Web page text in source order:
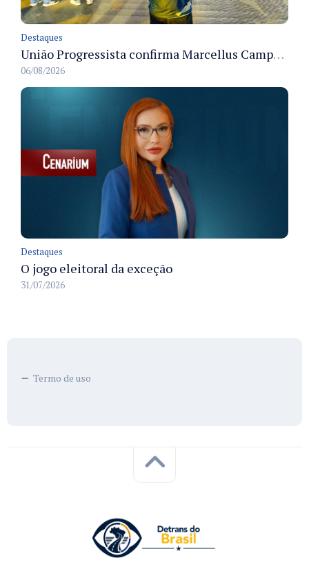
Destaques
União Progressista confirma Marcellus Campêlo como candidato a deputado estadual
06/08/2026
Destaques
O jogo eleitoral da exceção
31/07/2026
Termo de uso